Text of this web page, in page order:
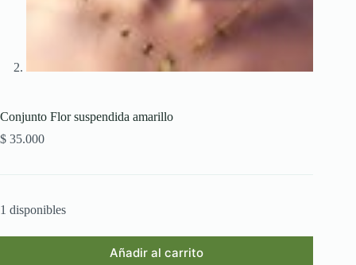
Conjunto Flor suspendida amarillo
$ 35.000
1 disponibles
Añadir al carrito